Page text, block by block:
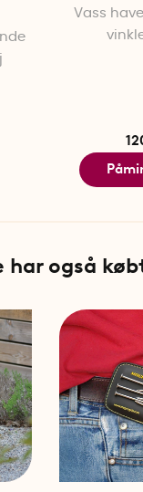
Vass
har også